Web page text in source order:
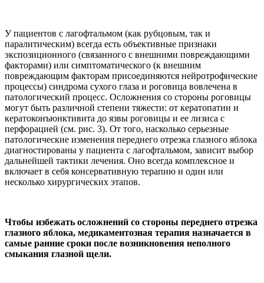
У пациентов с лагофтальмом (как рубцовым, так и
паралитическим) всегда есть объективные признаки
экспозиционного (связанного с внешними повреждающими
факторами) или симптоматического (к внешним
повреждающим факторам присоединяются нейротрофические
процессы) синдрома сухого глаза и роговица вовлечена в
патологический процесс. Осложнения со стороны роговицы
могут быть различной степени тяжести: от кератопатии и
кератоконъюнктивита до язвы роговицы и ее лизиса с
перфорацией (см. рис. 3). От того, насколько серьезные
патологические изменения переднего отрезка глазного яблока
диагностированы у пациента с лагофтальмом, зависит выбор
дальнейшей тактики лечения. Оно всегда комплексное и
включает в себя консервативную терапию и один или
несколько хирургических этапов.
Чтобы избежать осложнений со стороны переднего отрезка
глазного яблока, медикаментозная терапия назначается в
самые ранние сроки после возникновения неполного
смыкания глазной щели.